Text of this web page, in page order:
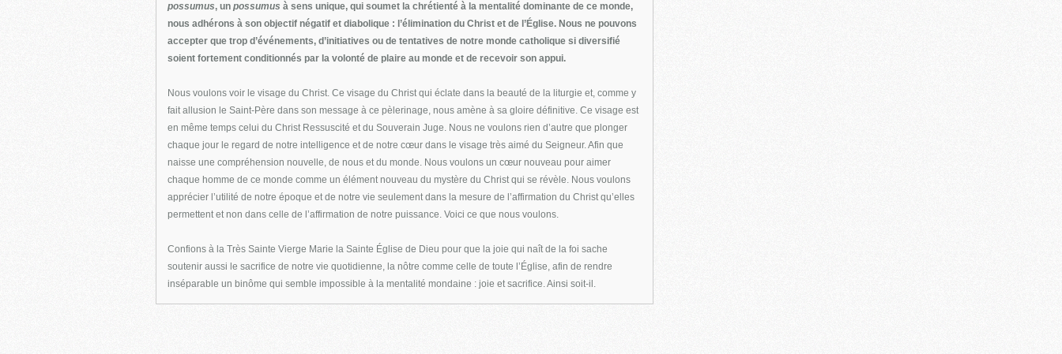
possumus, un possumus à sens unique, qui soumet la chrétienté à la mentalité dominante de ce monde,
nous adhérons à son objectif négatif et diabolique : l’élimination du Christ et de l’Église. Nous ne pouvons
accepter que trop d’événements, d’initiatives ou de tentatives de notre monde catholique si diversifié
soient fortement conditionnés par la volonté de plaire au monde et de recevoir son appui.
Nous voulons voir le visage du Christ. Ce visage du Christ qui éclate dans la beauté de la liturgie et, comme y
fait allusion le Saint-Père dans son message à ce pèlerinage, nous amène à sa gloire définitive. Ce visage est
en même temps celui du Christ Ressuscité et du Souverain Juge. Nous ne voulons rien d’autre que plonger
chaque jour le regard de notre intelligence et de notre cœur dans le visage très aimé du Seigneur. Afin que
naisse une compréhension nouvelle, de nous et du monde. Nous voulons un cœur nouveau pour aimer
chaque homme de ce monde comme un élément nouveau du mystère du Christ qui se révèle. Nous voulons
apprécier l’utilité de notre époque et de notre vie seulement dans la mesure de l’affirmation du Christ qu’elles
permettent et non dans celle de l’affirmation de notre puissance. Voici ce que nous voulons.
Confions à la Très Sainte Vierge Marie la Sainte Église de Dieu pour que la joie qui naît de la foi sache
soutenir aussi le sacrifice de notre vie quotidienne, la nôtre comme celle de toute l’Église, afin de rendre
inséparable un binôme qui semble impossible à la mentalité mondaine : joie et sacrifice. Ainsi soit-il.